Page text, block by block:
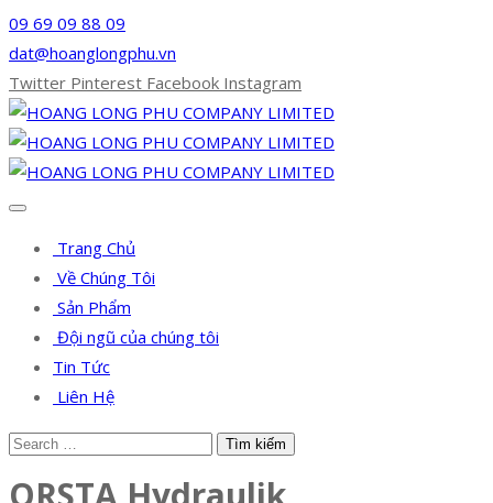
09 69 09 88 09
dat@hoanglongphu.vn
Twitter Pinterest Facebook Instagram
Trang Chủ
Về Chúng Tôi
Sản Phẩm
Đội ngũ của chúng tôi
Tin Tức
Liên Hệ